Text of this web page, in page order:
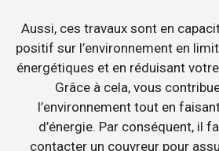
Aussi, ces travaux sont en
positif sur l’environnement en
énergétiques et en réduisant
Grâce à cela, vous
l’environnement tout en
d’énergie. Par conséquent, il
contacter un couvreur pour